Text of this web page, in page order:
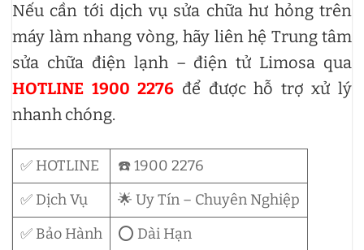
Nếu cần tới dịch vụ sửa chữa hư hỏng trên
máy làm nhang vòng, hãy liên hệ Trung tâm
sửa chữa điện lạnh – điện tử Limosa qua
HOTLINE 1900 2276 để được hỗ trợ xử lý
nhanh chóng.
✅ HOTLINE
☎️ 1900 2276
✅ Dịch Vụ
🌟 Uy Tín – Chuyên Nghiệp
✅ Bảo Hành
⭕ Dài Hạn